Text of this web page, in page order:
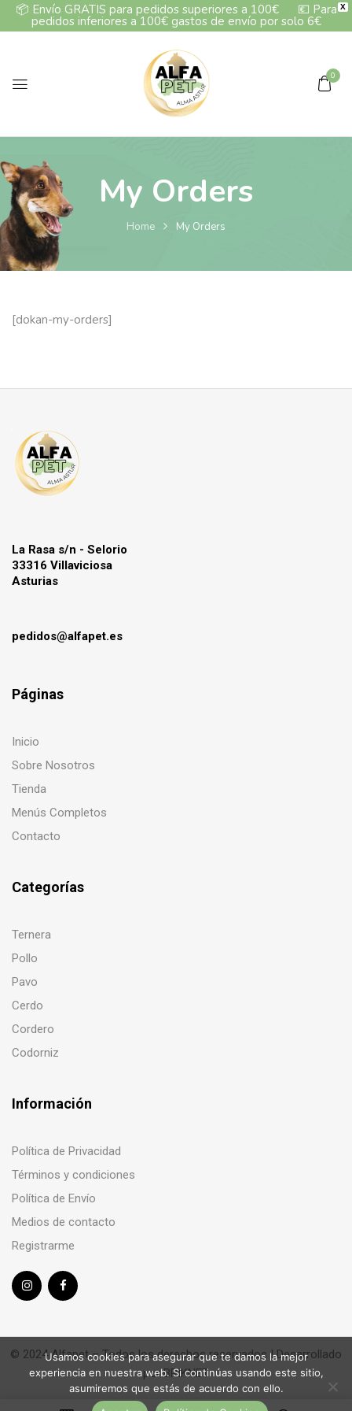
X
📦 Envío GRATIS para pedidos superiores a 100€💶 Para
pedidos inferiores a 100€ gastos de envío por solo 6€
0
My Orders
Home My Orders
[dokan-my-orders]
La Rasa s/n - Selorio
33316 Villaviciosa
Asturias
pedidos@alfapet.es
Páginas
Inicio
Sobre Nosotros
Tienda
Menús Completos
Contacto
Categorías
Ternera
Pollo
Pavo
Cerdo
Cordero
Codorniz
Información
Política de Privacidad
Términos y condiciones
Política de Envío
Medios de contacto
Registrarme
© 2024 Alfapet – Todos los derechos reservados | Desarrollado
porBRIKNET
Usamos cookies para asegurar que te damos la mejor
experiencia en nuestra web. Si continúas usando este sitio,
asumiremos que estás de acuerdo con ello.